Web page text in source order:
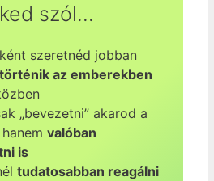
szól…
szeretnéd jobban
az emberekben
„bevezetni” akarod a
valóban
is
tudatosabban reagálni